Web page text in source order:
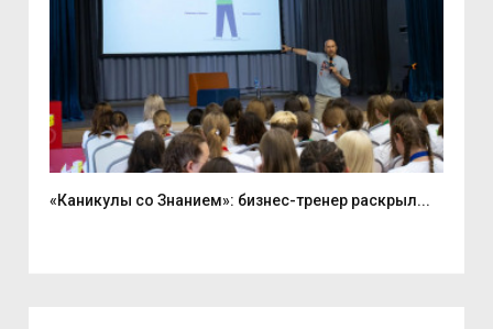
«Каникулы со Знанием»: бизнес-тренер раскрыл...